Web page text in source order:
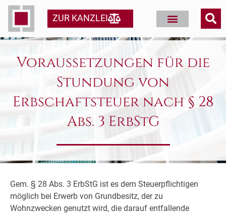
ZUR KANZLEI
Voraussetzungen für die
Stundung von
Erbschaftsteuer nach § 28
Abs. 3 ErbStG
Gem. § 28 Abs. 3 ErbStG ist es dem Steuerpflichtigen
möglich bei Erwerb von Grundbesitz, der zu
Wohnzwecken genutzt wird, die darauf entfallende